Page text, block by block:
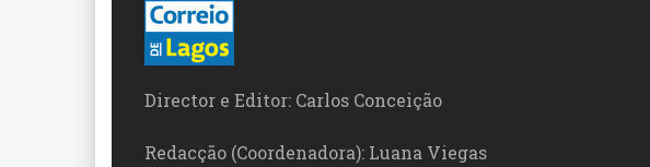
Director e Editor: Carlos Conceição
Redacção (Coordenadora): Luana Viegas